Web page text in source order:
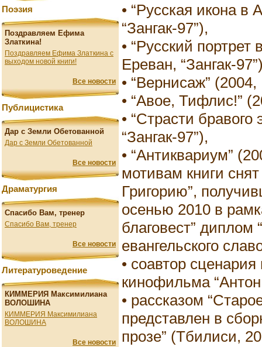
Поэзия
Поздравляем Ефима
Златкина!
Поздравляем Ефима Златкина с
выходом новой книги!
Все новости
Публицистика
Дар с Земли Обетованной
Дар с Земли Обетованной
Все новости
Драматургия
Спасибо Вам, тренер
Спасибо Вам, тренер
Все новости
Литературоведение
КИММЕРИЯ Максимилиана
ВОЛОШИНА
КИММЕРИЯ Максимилиана
ВОЛОШИНА
Все новости
• “Русская икона в
“Зангак-97”),
• “Русский
Ереван, “Зангак-
• “Вернисаж”
• “Авое, Тифлис!”
• “Страсти бравого
“Зангак-97”),
• “Антиквариум”
мотивам книги
Григорию”,
осенью 2010 в
благовест” диплом
евангельского
• соавтор
кинофильма
• рассказом
представлен в
прозе” (Тбилиси,